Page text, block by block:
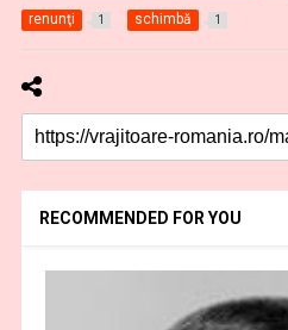
renunţi 1 schimbă 1
RECOMMENDED FOR YOU